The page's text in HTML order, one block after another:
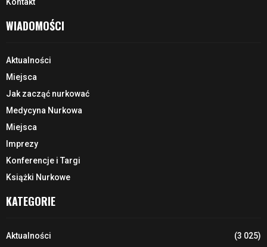
WIADOMOŚCI
Aktualności
Miejsca
Jak zacząć nurkować
Medycyna Nurkowa
Miejsca
Imprezy
Konferencje i Targi
Książki Nurkowe
KATEGORIE
Aktualności
(3 025)